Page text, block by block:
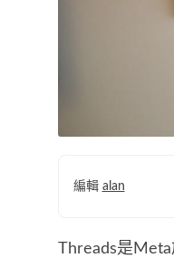
Threads是
編輯 alan